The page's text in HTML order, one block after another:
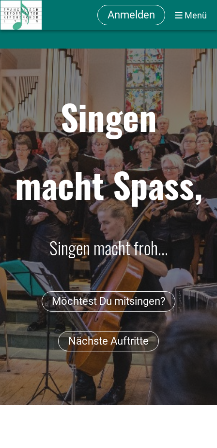
Anmelden Menü
Singen
macht Spass,
Singen macht froh...
Möchtest Du mitsingen?
Nächste Auftritte